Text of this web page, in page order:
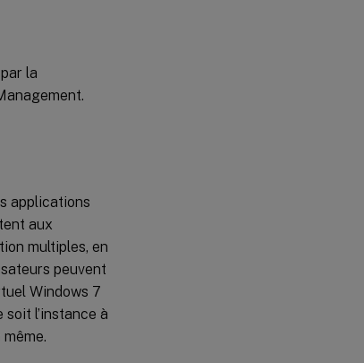
la
applications
aux
multiples, en
peuvent
Windows 7
l’instance à